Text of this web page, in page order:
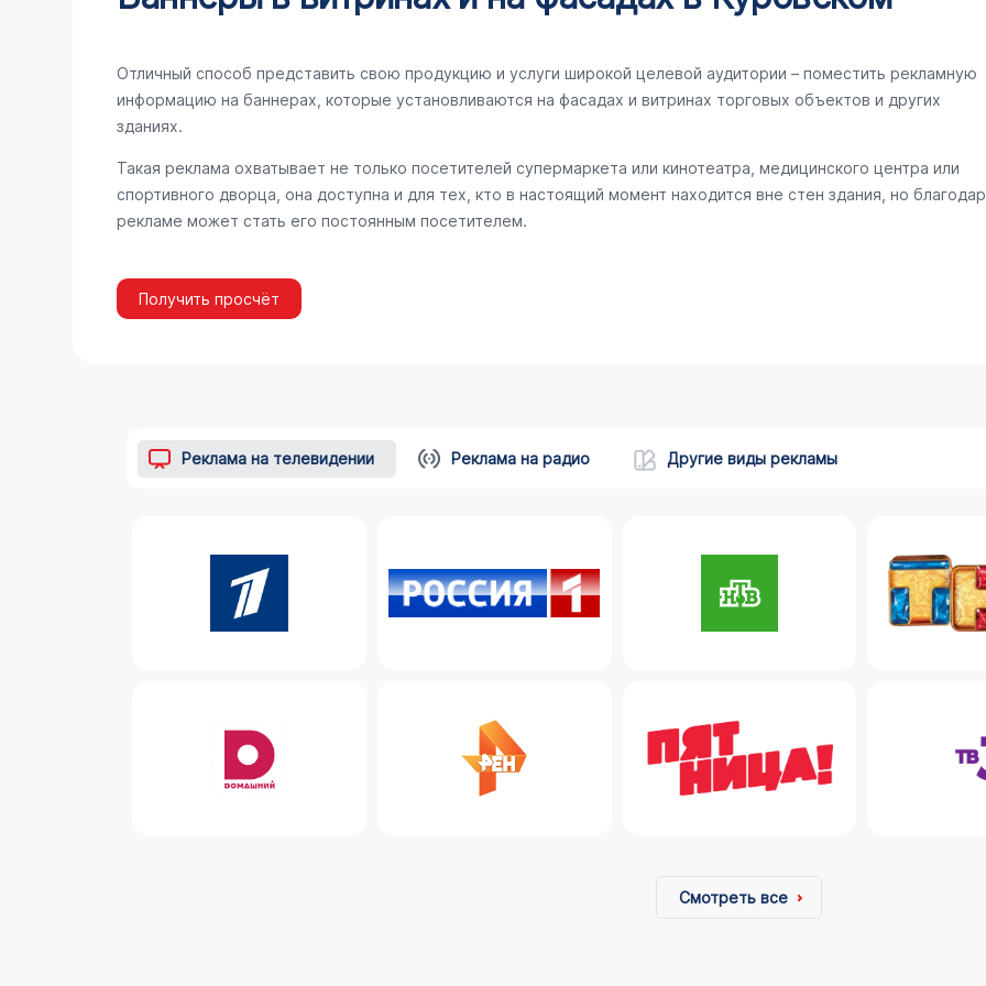
Отличный способ представить свою продукцию и услуги широкой целевой аудитории – поместить рекламную
информацию на баннерах, которые установливаются на фасадах и витринах торговых объектов и других
зданиях.
Такая реклама охватывает не только посетителей супермаркета или кинотеатра, медицинского центра или
спортивного дворца, она доступна и для тех, кто в настоящий момент находится вне стен здания, но
рекламе может стать его постоянным посетителем.
Получить просчёт
Реклама на телевидении Реклама на радио Другие виды рекламы
Смотреть все